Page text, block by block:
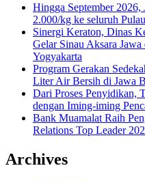
Hingga September
2.000/kg ke seluruh
Sinergi Keraton, Dinas
Gelar Sinau Aksara
Yogyakarta
Program Gerakan
Liter Air Bersih di Jawa
Dari Proses Penyidikan,
dengan Iming-iming
Bank Muamalat Raih
Relations Top Leader
Archives